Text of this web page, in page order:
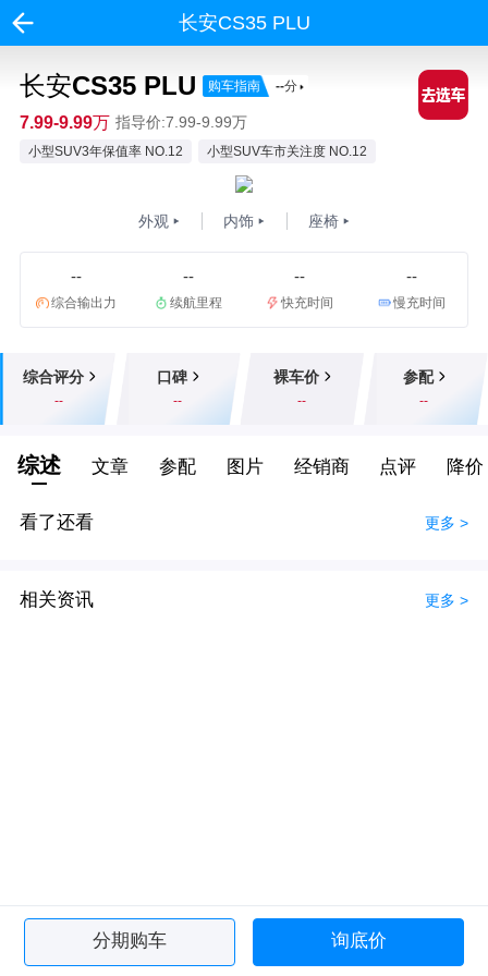
长安CS35 PLU
长安CS35 PLU 购车指南 --分
7.99-9.99万 指导价:7.99-9.99万
小型SUV3年保值率 NO.12 小型SUV车市关注度 NO.12
外观 内饰 座椅
--
综合输出力
--
续航里程
--
快充时间
--
慢充时间
综合评分
--
口碑
--
裸车价
--
参配
--
综述 文章 参配 图片 经销商 点评 降价
看了还看 更多 >
相关资讯 更多 >
分期购车 询底价